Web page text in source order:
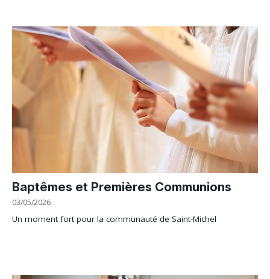
Baptêmes et Premières Communions
03/05/2026
Un moment fort pour la communauté de Saint-Michel